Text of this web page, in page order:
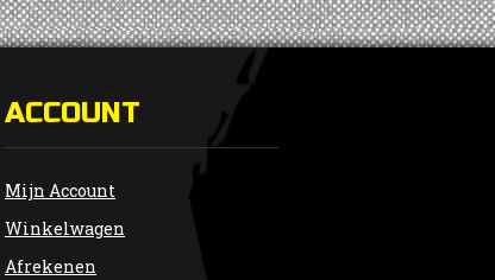
ACCOUNT
Mijn Account
Winkelwagen
Afrekenen